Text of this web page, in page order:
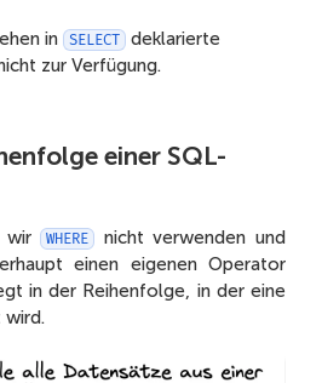
in SELECT deklarierte
zur Verfügung.
einer SQL-
wir WHERE
nicht verwenden und
einen eigenen Operator
in der Reihenfolge, in der eine
wird.